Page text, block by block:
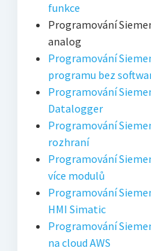
funkce
Programování
analog
Programování
programu bez
Programování
Datalogger
Programování
rozhraní
Programování
více modulů
Programování
HMI Simatic
Programování
na cloud AWS